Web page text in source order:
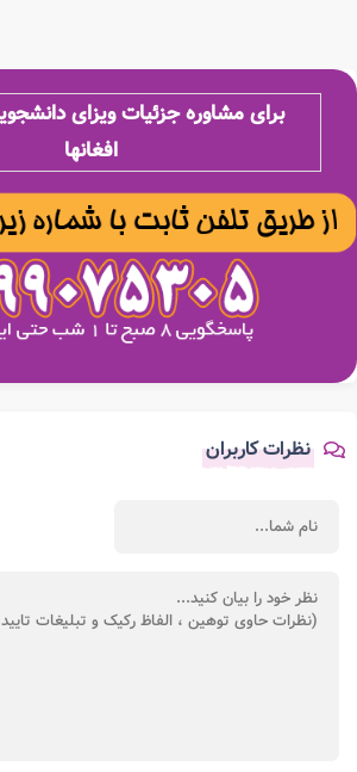
برای مشاوره جزئیات ویزای
افغانها
نظرات کاربران